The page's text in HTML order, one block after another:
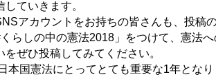
していきます。
アカウントをお持ちの皆さんも、投稿
らしの中の憲法2018」をつけて、憲法
をぜひ投稿してみてください。
本国憲法にとってとても重要な1年とな